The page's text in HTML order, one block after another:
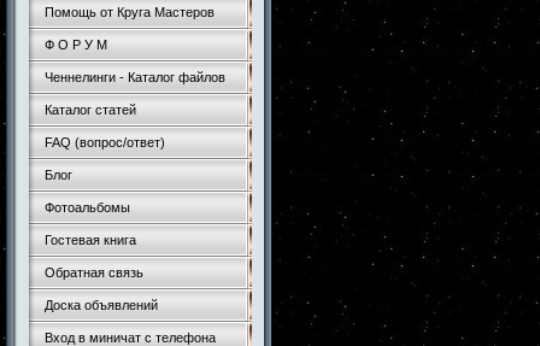
Помощь от Круга Мастеров
Ф О Р У М
Ченнелинги - Каталог файлов
Каталог статей
FAQ (вопрос/ответ)
Блог
Фотоальбомы
Гостевая книга
Обратная связь
Доска объявлений
Вход в миничат с телефона